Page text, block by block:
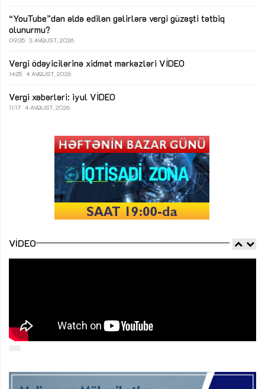
“YouTube”dan əldə edilən gəlirlərə vergi güzəşti tətbiq
olunurmu?
09:35 3 AVQUST, 2026
Vergi ödəyicilərinə xidmət mərkəzləri VİDEO
14:25 4 AVQUST, 2026
Vergi xəbərləri: iyul VİDEO
11:17 4 AVQUST, 2026
VIDEO